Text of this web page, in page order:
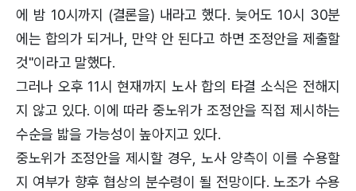
에 밤 10시까지 (결론을) 내라고 했다. 늦어도 10시 30분
에는 합의가 되거나, 만약 안 된다고 하면 조정안을 제출할
것"이라고 말했다.
그러나 오후 11시 현재까지 노사 합의 타결 소식은 전해지
지 않고 있다. 이에 따라 중노위가 조정안을 직접 제시하는
수순을 밟을 가능성이 높아지고 있다.
중노위가 조정안을 제시할 경우, 노사 양측이 이를 수용할
지 여부가 향후 협상의 분수령이 될 전망이다. 노조가 수용